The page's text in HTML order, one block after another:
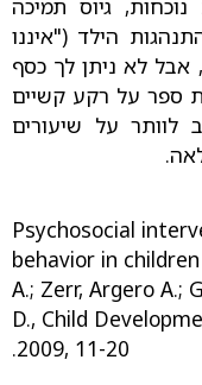
הילד ("איננו
אבל לא ניתן לך כסף
ספר על רקע קשיים
לוותר על שיעורים
Psychosocial
behavior in
A.; Zerr, Argero A.;
D., Child
2009, 11-20.